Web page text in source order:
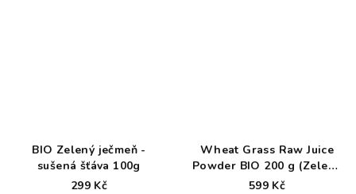
BIO Zelený ječmeň -
sušená šťáva 100g
299 Kč
Wheat Grass Raw Juice
Powder BIO 200 g (Zelená
pšenice)
599 Kč